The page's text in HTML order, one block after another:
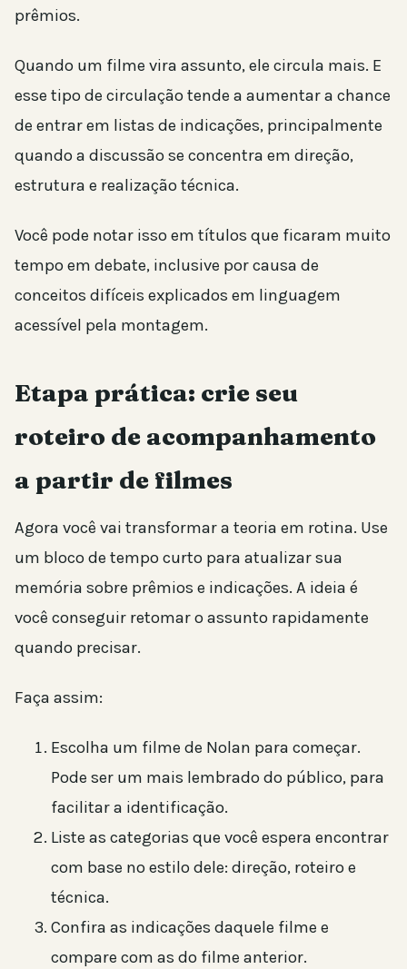
prêmios.
Quando um filme vira assunto, ele circula mais. E
esse tipo de circulação tende a aumentar a chance
de entrar em listas de indicações, principalmente
quando a discussão se concentra em direção,
estrutura e realização técnica.
Você pode notar isso em títulos que ficaram muito
tempo em debate, inclusive por causa de
conceitos difíceis explicados em linguagem
acessível pela montagem.
Etapa prática: crie seu
roteiro de acompanhamento
a partir de filmes
Agora você vai transformar a teoria em rotina. Use
um bloco de tempo curto para atualizar sua
memória sobre prêmios e indicações. A ideia é
você conseguir retomar o assunto rapidamente
quando precisar.
Faça assim:
Escolha um filme de Nolan para começar.
Pode ser um mais lembrado do público, para
facilitar a identificação.
Liste as categorias que você espera encontrar
com base no estilo dele: direção, roteiro e
técnica.
Confira as indicações daquele filme e
compare com as do filme anterior.